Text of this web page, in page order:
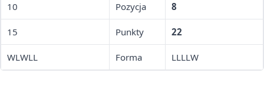
10 Pozycja 8
15 Punkty 22
WLWLL Forma LLLLW